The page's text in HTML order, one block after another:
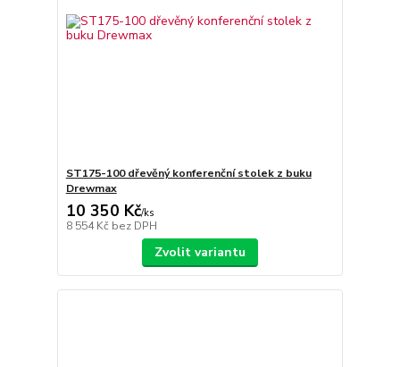
ST175-100 dřevěný konferenční stolek z buku
Drewmax
10 350 Kč/ks
8 554 Kč bez DPH
Zvolit variantu